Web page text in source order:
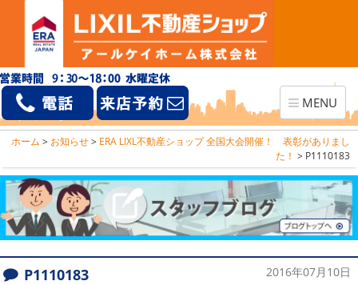
Toggle
navigation
MENU
ホーム > お知らせ> ERA LIXL不動産ショップ 全国大会開催！ 表彰がありまし
た！ > P1110183
P1110183 2016年07月10日